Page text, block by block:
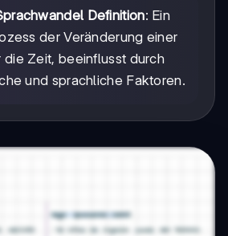
Definition: Ein
der Veränderung einer
die Zeit, beeinflusst durch
und sprachliche Faktoren.